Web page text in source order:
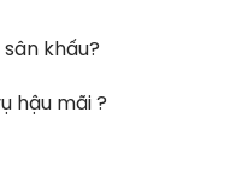
khấu?
hậu mãi ?